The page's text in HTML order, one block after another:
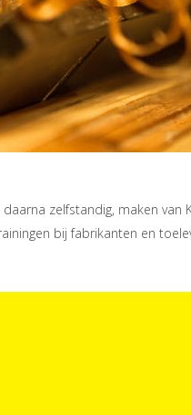
daarna zelfstandig, maken
bij fabrikanten en